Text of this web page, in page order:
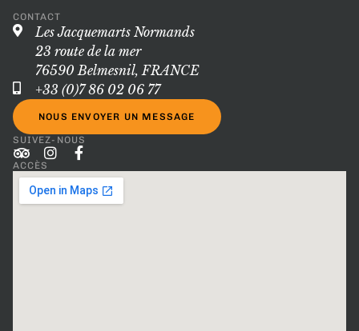
CONTACT
Les Jacquemarts Normands
23 route de la mer
76590 Belmesnil, FRANCE
+33 (0)7 86 02 06 77
NOUS ENVOYER UN MESSAGE
SUIVEZ-NOUS
ACCÈS